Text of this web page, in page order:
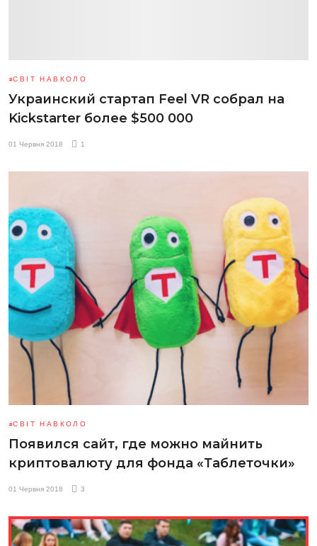
СВІТ НАВКОЛО
Украинский стартап Feel VR собрал на
Kickstarter более $500 000
01 Червня 2018 1
СВІТ НАВКОЛО
Появился сайт, где можно майнить
криптовалюту для фонда «Таблеточки»
01 Червня 2018 3